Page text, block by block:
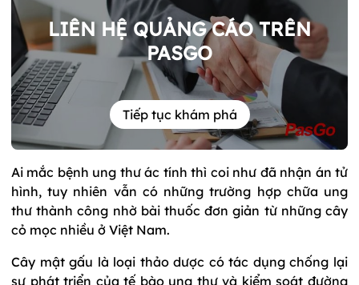
LIÊN HỆ QUẢNG CÁO TRÊN
PASGO
Tiếp tục khám phá
Ai mắc bệnh ung thư ác tính thì coi như đã nhận án tử
hình, tuy nhiên vẫn có những trường hợp chữa ung
thư thành công nhờ bài thuốc đơn giản từ những cây
cỏ mọc nhiều ở Việt Nam.
Cây mật gấu là loại thảo dược có tác dụng chống lại
sự phát triển của tế bào ung thư và kiểm soát đường